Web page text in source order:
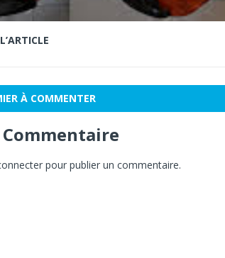
À COMMENTER
pour publier un commentaire.